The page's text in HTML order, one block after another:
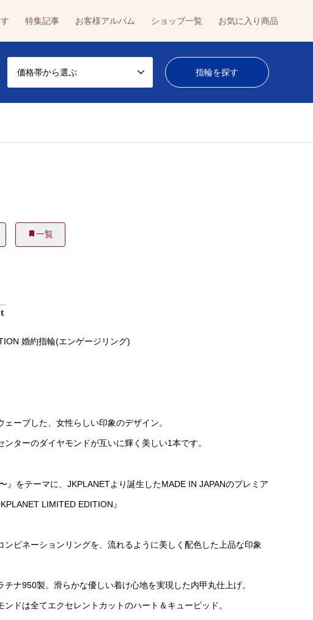
特集記事 お客様アルバム ショップ一覧 お気に入り商品
価格帯から選ぶ
一覧
婚約指輪(エンゲージリング)
ーブした、女性らしい印象のデザイン。
ターのダイヤモンドが互いに輝く美しい1本です。
』をテーマに、JKPLANETより誕生したMADE IN JAPANのプレミア
LIMITED EDITION』
ンビネーションリングを、流れるように美しく配色した上品な印象
チナ950製。滑らかな優しい着け心地を実現した内甲丸仕上げ。
ドは全てエクセレントカットのハート＆キューピッド。